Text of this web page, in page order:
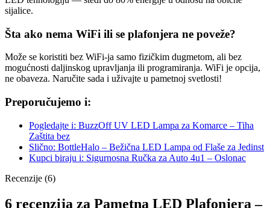
sijalice.
Šta ako nema WiFi ili se plafonjera ne poveže?
Može se koristiti bez WiFi-ja samo fizičkim dugmetom, ali bez
mogućnosti daljinskog upravljanja ili programiranja. WiFi je opcija,
ne obaveza. Naručite sada i uživajte u pametnoj svetlosti!
Preporučujemo i:
Pogledajte i: BuzzOff UV LED Lampa za Komarce – Tiha
Zaštita bez
Slično: BottleHalo – Bežična LED Lampa od Flaše za Jedinst
Kupci biraju i: Sigurnosna Ručka za Auto 4u1 – Oslonac
Recenzije (6)
6 recenzija za Pametna LED Plafonjera –